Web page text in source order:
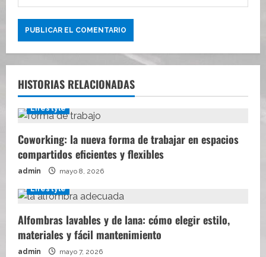
HISTORIAS RELACIONADAS
Lifestyle
Coworking: la nueva forma de trabajar en espacios
compartidos eficientes y flexibles
admin mayo 8, 2026
Lifestyle
Alfombras lavables y de lana: cómo elegir estilo,
materiales y fácil mantenimiento
admin mayo 7, 2026